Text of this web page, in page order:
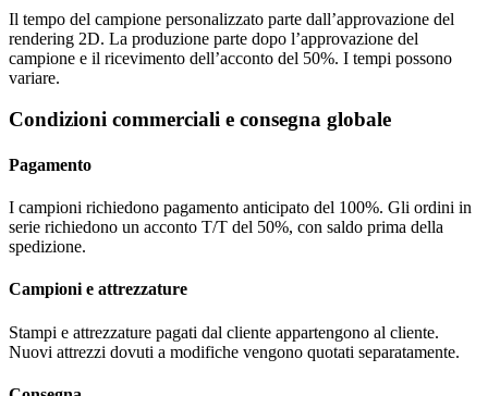
Il tempo del campione personalizzato parte dall’approvazione del
rendering 2D. La produzione parte dopo l’approvazione del
campione e il ricevimento dell’acconto del 50%. I tempi possono
variare.
Condizioni commerciali e consegna globale
Pagamento
I campioni richiedono pagamento anticipato del 100%. Gli ordini in
serie richiedono un acconto T/T del 50%, con saldo prima della
spedizione.
Campioni e attrezzature
Stampi e attrezzature pagati dal cliente appartengono al cliente.
Nuovi attrezzi dovuti a modifiche vengono quotati separatamente.